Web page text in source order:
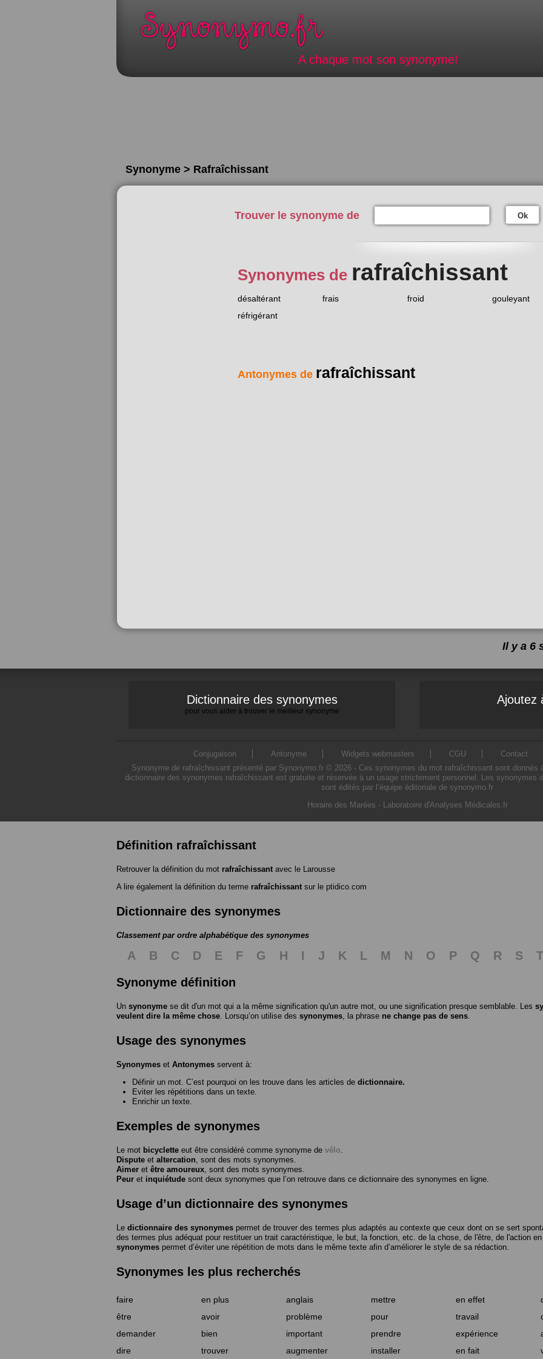
A chaque mot son synonyme!
Synonyme > Rafraîchissant
Trouver le synonyme de Ok
Synonymes de rafraîchissant
désaltérant frais froid gouleyant
réfrigérant
Antonymes de rafraîchissant
Il y a 6
Dictionnaire des synonymes
pour vous aider à trouver le meilleur synonyme
Ajoutez
Conjugaison Antonyme Widgets webmasters CGU Contact
Synonyme de rafraîchissant présenté par Synonymo.fr © 2026 - Ces synonymes du mot rafraîchissant sont donnés
dictionnaire des synonymes rafraîchissant est gratuite et réservée à un usage strictement personnel. Les synonymes
sont édités par l’équipe éditoriale de synonymo.fr
Horaire des Marées - Laboratoire d'Analyses Médicales.fr
Définition rafraîchissant
Retrouver la définition du mot rafraîchissant avec le Larousse
A lire également la définition du terme rafraîchissant sur le ptidico.com
Dictionnaire des synonymes
Classement par ordre alphabétique des synonymes
A B C D E F G H I J K L M N O P Q R S T
Synonyme définition
Un synonyme se dit d'un mot qui a la même signification qu'un autre mot, ou une signification presque semblable. Les
veulent dire la même chose . Lorsqu’on utilise des synonymes , la phrase ne change pas de sens
Usage des synonymes
Synonymes et Antonymes servent à:
Définir un mot. C’est pourquoi on les trouve dans les articles de dictionnaire.
Eviter les répétitions dans un texte.
Enrichir un texte.
Exemples de synonymes
Le mot bicyclette eut être considéré comme synonyme de vélo
Dispute et altercation , sont des mots synonymes.
Aimer et être amoureux , sont des mots synonymes.
Peur et inquiétude sont deux synonymes que l’on retrouve dans ce dictionnaire des synonymes en ligne.
Usage d’un dictionnaire des synonymes
Le dictionnaire des synonymes permet de trouver des termes plus adaptés au contexte que ceux dont on se sert
des termes plus adéquat pour restituer un trait caractéristique, le but, la fonction, etc. de la chose, de l'être, de l'action
synonymes permet d’éviter une répétition de mots dans le même texte afin d’améliorer le style de sa rédaction.
Synonymes les plus recherchés
faire en plus anglais mettre en effet
être
avoir problème pour travail
demander
bien important prendre expérience
dire
trouver augmenter installer en fait